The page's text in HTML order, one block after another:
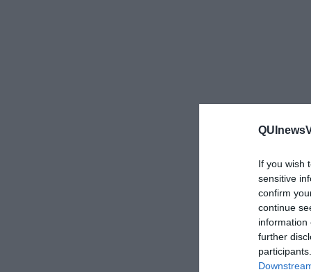
If you wish
sensitive
confirm
continue
information
further